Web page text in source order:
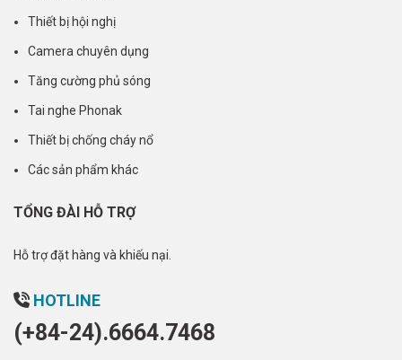
Thiết bị hội nghị
Camera chuyên dụng
Tăng cường phủ sóng
Tai nghe Phonak
Thiết bị chống cháy nổ
Các sản phẩm khác
TỔNG ĐÀI HỖ TRỢ
Hỗ trợ đặt hàng và khiếu nại.
HOTLINE
(+84-24).6664.7468